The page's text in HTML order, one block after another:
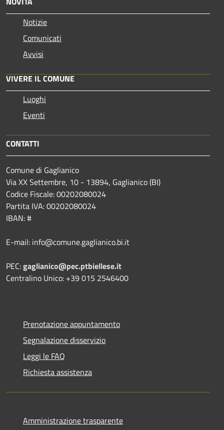
Notizie
Comunicati
Avvisi
VIVERE IL COMUNE
Luoghi
Eventi
CONTATTI
Comune di Gaglianico
Via XX Settembre, 10 - 13894, Gaglianico (BI)
Codice Fiscale: 00202080024
Partita IVA: 00202080024
IBAN: #
E-mail: info@comune.gaglianico.bi.it
PEC:gaglianico@pec.ptbiellese.it
Centralino Unico: +39 015 2546400
Prenotazione appuntamento
Segnalazione disservizio
Leggi le FAQ
Richiesta assistenza
Amministrazione trasparente